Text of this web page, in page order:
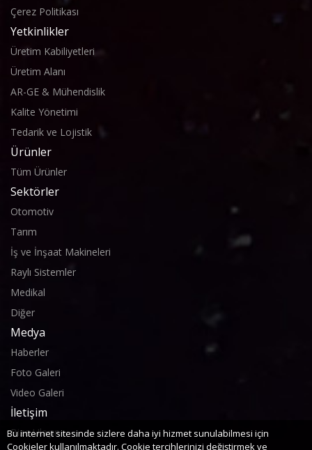
Çerez Politikası
Yetkinlikler
Üretim Kabiliyetleri
Üretim Alanı
AR-GE & Mühendislik
Kalite Yönetimi
Tedarik ve Lojistik
Ürünler
Tüm Ürünler
Sektörler
Otomotiv
Tarım
İş ve İnşaat Makineleri
Raylı Sistemler
Medikal
Diğer
Medya
Haberler
Foto Galeri
Video Galeri
İletişim
Bize Ulaşın
Bu internet sitesinde sizlere daha iyi hizmet sunulabilmesi için
Cookieler kullanılmaktadır. Cookie tercihlerinizi değiştirmek ve